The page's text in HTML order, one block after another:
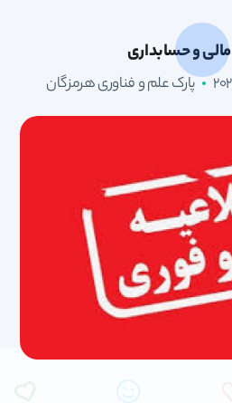
مالی و حسابداری
پارک علم و فناوری هرمزگان